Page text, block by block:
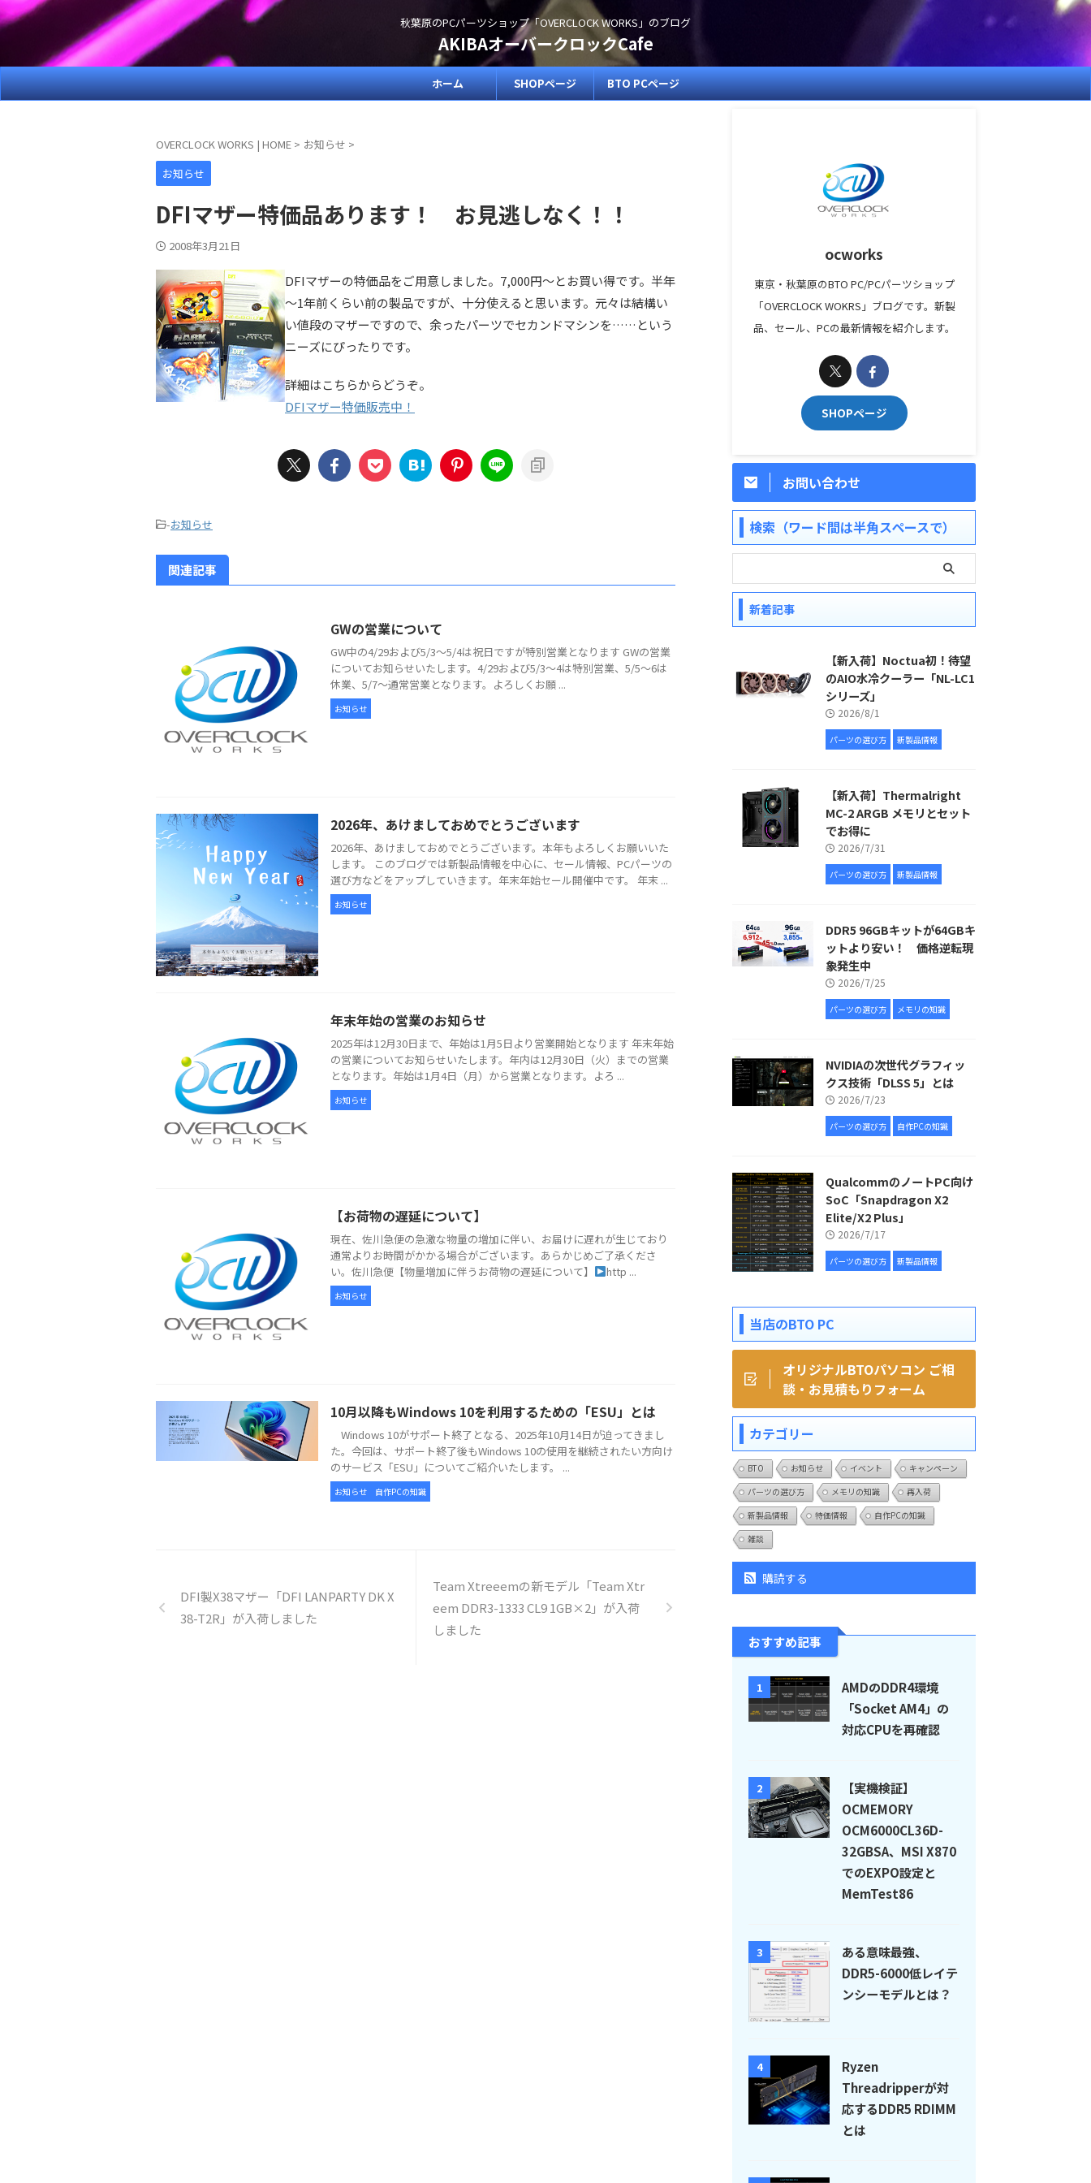
秋葉原のPCパーツショップ「OVERCLOCK WORKS」のブログ
AKIBAオーバークロックCafe
ホーム SHOPページ BTO PCページ
OVERCLOCK WORKS | HOME > お知らせ >
お知らせ
DFIマザー特価品あります！ お見逃しなく！！
2008年3月21日
DFIマザーの特価品をご用意しました。7,000円～とお買い得です。半年
～1年前くらい前の製品ですが、十分使えると思います。元々は結構い
い値段のマザーですので、余ったパーツでセカンドマシンを……という
ニーズにぴったりです。
詳細はこちらからどうぞ。
DFIマザー特価販売中！
-お知らせ
関連記事
GWの営業について
GW中の4/29および5/3～5/4は祝日ですが特別営業となります GWの営業
についてお知らせいたします。4/29および5/3～4は特別営業、5/5～6は
休業、5/7～通常営業となります。よろしくお願 ...
お知らせ
2026年、あけましておめでとうございます
2026年、あけましておめでとうございます。本年もよろしくお願いいた
します。 このブログでは新製品情報を中心に、セール情報、PCパーツの
選び方などをアップしていきます。年末年始セール開催中です。 年末 ...
お知らせ
年末年始の営業のお知らせ
2025年は12月30日まで、年始は1月5日より営業開始となります 年末年始
の営業についてお知らせいたします。年内は12月30日（火）までの営業
となります。年始は1月4日（月）から営業となります。よろ ...
お知らせ
【お荷物の遅延について】
現在、佐川急便の急激な物量の増加に伴い、お届けに遅れが生じており
通常よりお時間がかかる場合がございます。あらかじめご了承くださ
い。佐川急便【物量増加に伴うお荷物の遅延について】
http ...
お知らせ
10月以降もWindows 10を利用するための「ESU」とは
Windows 10がサポート終了となる、2025年10月14日が迫ってきまし
た。今回は、サポート終了後もWindows 10の使用を継続されたい方向け
のサービス「ESU」についてご紹介いたします。 ...
お知らせ 自作PCの知識
DFI製X38マザー「DFI LANPARTY DK X
38-T2R」が入荷しました
Team Xtreeemの新モデル「Team Xtr
eem DDR3-1333 CL9 1GB×2」が入荷
しました
ocworks
東京・秋葉原のBTO PC/PCパーツショップ
「OVERCLOCK WOKRS」ブログです。新製
品、セール、PCの最新情報を紹介します。
SHOPページ
お問い合わせ
検索（ワード間は半角スペースで）
新着記事
【新入荷】Noctua初！待望
のAIO水冷クーラー「NL-LC1
シリーズ」
2026/8/1
パーツの選び方 新製品情報
【新入荷】Thermalright
MC-2 ARGB メモリとセット
でお得に
2026/7/31
パーツの選び方 新製品情報
DDR5 96GBキットが64GBキ
ットより安い！ 価格逆転現
象発生中
2026/7/25
パーツの選び方 メモリの知識
NVIDIAの次世代グラフィッ
クス技術「DLSS 5」とは
2026/7/23
パーツの選び方 自作PCの知識
QualcommのノートPC向け
SoC「Snapdragon X2
Elite/X2 Plus」
2026/7/17
パーツの選び方 新製品情報
当店のBTO PC
オリジナルBTOパソコン ご相
談・お見積もりフォーム
カテゴリー
BTO お知らせ イベント
キャンペーン
パーツの選び方
メモリの知識
再入荷
新製品情報
特価情報
自作PCの知識
雑談
購読する
おすすめ記事
1
AMDのDDR4環境
「Socket AM4」の
対応CPUを再確認
2
【実機検証】
OCMEMORY
OCM6000CL36D-
32GBSA、MSI X870
でのEXPO設定と
MemTest86
3
ある意味最強、
DDR5-6000低レイテ
ンシーモデルとは？
4
Ryzen
Threadripperが対
応するDDR5 RDIMM
とは